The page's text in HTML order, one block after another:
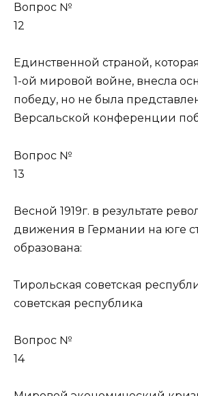
Вопрос №
12
Единственной страной,
1-ой мировой войне, внесла
победу, но не была
Версальской конференции
Вопрос №
13
Весной 1919г. в результате
движения в Германии на юге
образована:
Тирольская советская
советская республика
Вопрос №
14